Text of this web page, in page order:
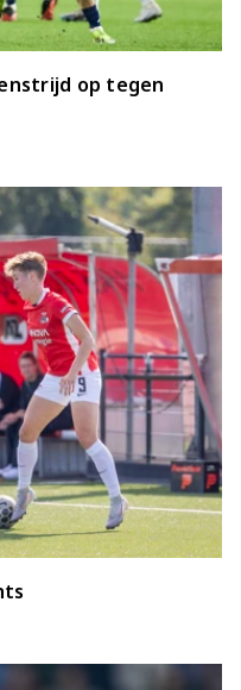
op tegen